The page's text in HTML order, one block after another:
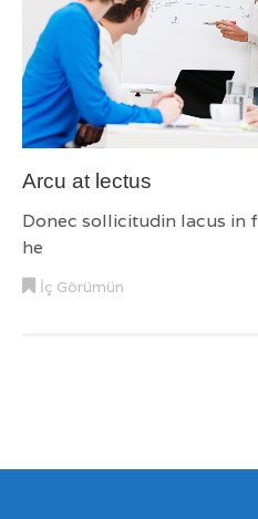
Arcu at lectus
Donec sollicitudin lacus in
he
İç Görümün